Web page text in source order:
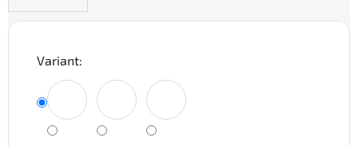
Variant: